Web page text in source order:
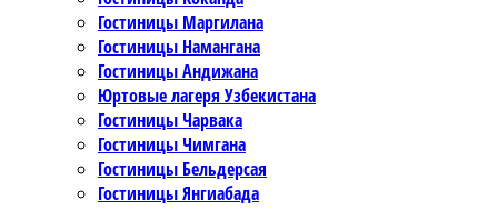
Гостиницы Маргилана
Гостиницы Намангана
Гостиницы Андижана
Юртовые лагеря Узбекистана
Гостиницы Чарвака
Гостиницы Чимгана
Гостиницы Бельдерсая
Гостиницы Янгиабада